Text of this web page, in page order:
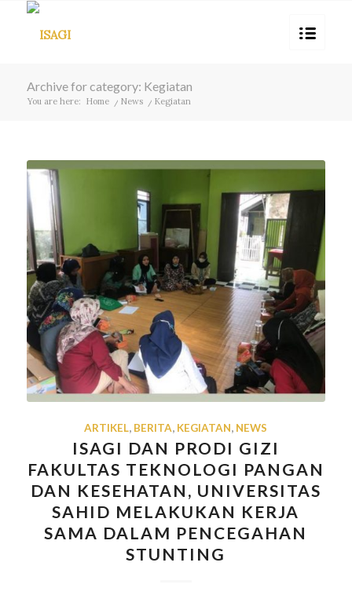
Archive for category: Kegiatan
You are here: Home / News / Kegiatan
ARTIKEL, BERITA, KEGIATAN, NEWS
ISAGI DAN PRODI GIZI
FAKULTAS TEKNOLOGI PANGAN
DAN KESEHATAN, UNIVERSITAS
SAHID MELAKUKAN KERJA
SAMA DALAM PENCEGAHAN
STUNTING